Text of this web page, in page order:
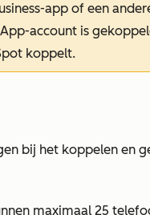
app of een
account is
koppelt.
bij het koppelen en
maximaal 25